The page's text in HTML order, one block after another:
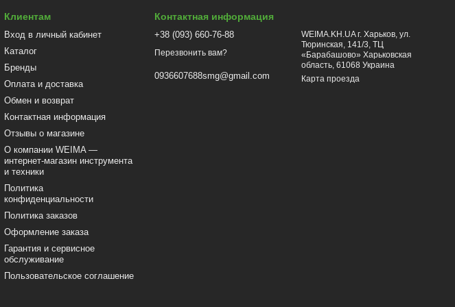
Клиентам
Вход в личный кабинет
Каталог
Бренды
Оплата и доставка
Обмен и возврат
Контактная информация
Отзывы о магазине
О компании WEIMA —
интернет-магазин инструмента
и техники
Политика
конфиденциальности
Политика заказов
Оформление заказа
Гарантия и сервисное
обслуживание
Пользовательское соглашение
Контактная информация
+38 (093) 660-76-88
Перезвонить вам?
0936607688smg@gmail.com
WEIMA.KH.UA г. Харьков, ул.
Тюринская, 141/3, ТЦ
«Барабашово» Харьковская
область, 61068 Украина
Карта проезда